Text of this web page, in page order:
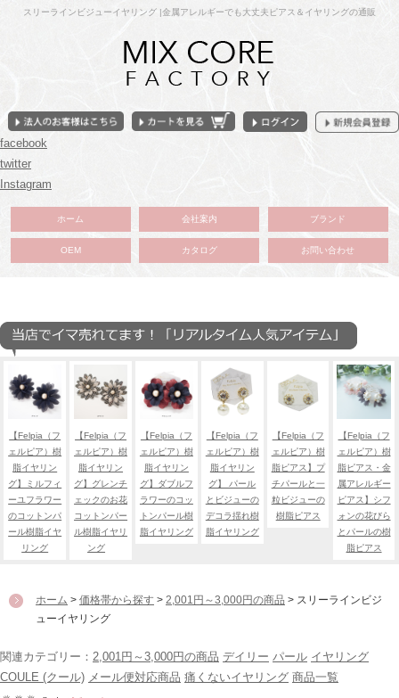
スリーラインビジューイヤリング |金属アレルギーでも大丈夫ピアス＆イヤリングの通販
facebook
twitter
Instagram
ホーム 会社案内 ブランド
OEM カタログ お問い合わせ
【Felpia（フ
ェルピア）樹
脂イヤリン
グ】ミルフィ
ーユフラワー
のコットンパ
ール樹脂イヤ
リング
【Felpia（フ
ェルピア）樹
脂イヤリン
グ】グレンチ
ェックのお花
コットンパー
ル樹脂イヤリ
ング
【Felpia（フ
ェルピア）樹
脂イヤリン
グ】ダブルフ
ラワーのコッ
トンパール樹
脂イヤリング
【Felpia（フ
ェルピア）樹
脂イヤリン
グ】 パール
とビジューの
デコラ揺れ樹
脂イヤリング
【Felpia（フ
ェルピア）樹
脂ピアス】プ
チパールと一
粒ビジューの
樹脂ピアス
【Felpia（フ
ェルピア）樹
脂ピアス・金
属アレルギー
ピアス】シフ
ォンの花びら
とパールの樹
脂ピアス
ホーム > 価格帯から探す > 2,001円～3,000円の商品 > スリーラインビジ
ューイヤリング
関連カテゴリー： 2,001円～3,000円の商品 デイリー パール イヤリング
COULE (クール) メール便対応商品 痛くないイヤリング 商品一覧